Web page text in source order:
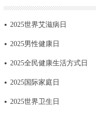
北京要闻
各区热点
政务公开
2025世界艾滋病日
2025男性健康日
2025全民健康生活方式日
2025国际家庭日
2025世界卫生日